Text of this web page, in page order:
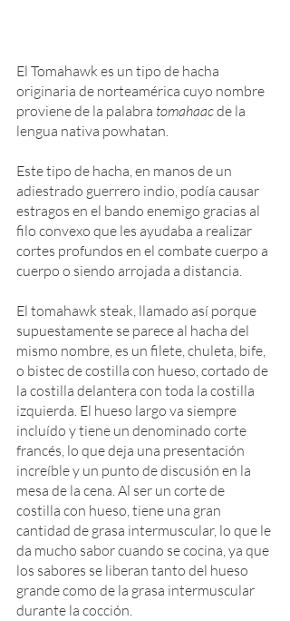
El Tomahawk es un tipo de hacha
originaria de norteamérica cuyo nombre
proviene de la palabra tomahaac de la
lengua nativa powhatan.
Este tipo de hacha, en manos de un
adiestrado guerrero indio, podía causar
estragos en el bando enemigo gracias al
filo convexo que les ayudaba a realizar
cortes profundos en el combate cuerpo a
cuerpo o siendo arrojada a distancia.
El tomahawk steak, llamado así porque
supuestamente se parece al hacha del
mismo nombre, es un filete, chuleta, bife,
o bistec de costilla con hueso, cortado de
la costilla delantera con toda la costilla
izquierda. El hueso largo va siempre
incluído y tiene un denominado corte
francés, lo que deja una presentación
increíble y un punto de discusión en la
mesa de la cena. Al ser un corte de
costilla con hueso, tiene una gran
cantidad de grasa intermuscular, lo que le
da mucho sabor cuando se cocina, ya que
los sabores se liberan tanto del hueso
grande como de la grasa intermuscular
durante la cocción.